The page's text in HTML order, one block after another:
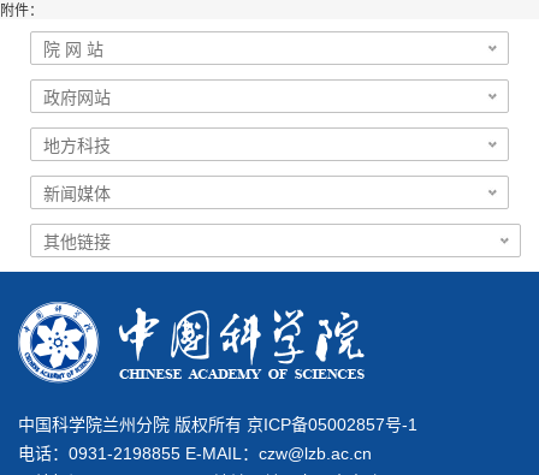
附件：
中国科学院兰州分院 版权所有 京ICP备05002857号-1
电话：0931-2198855 E-MAIL： czw@lzb.ac.cn